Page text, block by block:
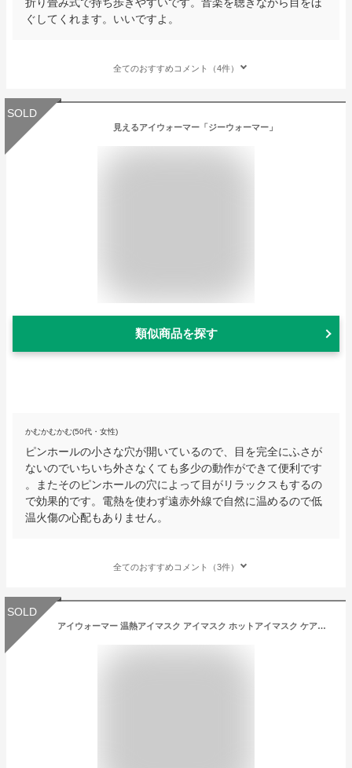
ぐしてくれます。いいですよ。
全てのおすすめコメント（4件）
SOLD
見えるアイウォーマー「ジーウォーマー」
類似商品を探す
かむかむかむ(50代・女性)
ピンホールの小さな穴が開いているので、目を完全にふさが
ないのでいちいち外さなくても多少の動作ができて便利です
。またそのピンホールの穴によって目がリラックスもするの
で効果的です。電熱を使わず遠赤外線で自然に温めるので低
温火傷の心配もありません。
全てのおすすめコメント（3件）
SOLD
アイウォーマー 温熱アイマスク アイマスク ホットアイマスク ケアグッズ アイケア アイピロー リラクゼーション 安眠 目元ケア コードレス 繰り返し 送料無料 目の疲労 エアー加圧 バイブレーション機能 ヒート機能 音楽機能 持ち運び